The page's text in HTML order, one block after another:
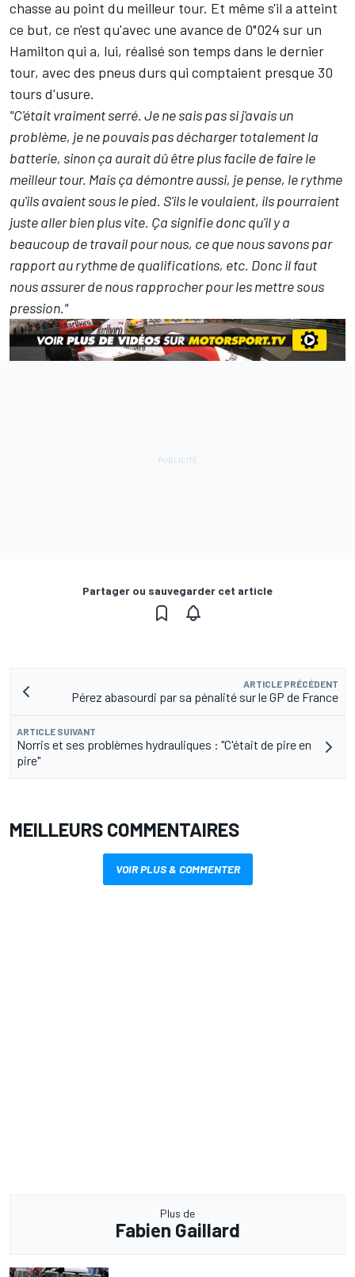
chasse au point du meilleur tour. Et même s'il a atteint
ce but, ce n'est qu'avec une avance de 0"024 sur un
Hamilton qui a, lui, réalisé son temps dans le dernier
tour, avec des pneus durs qui comptaient presque 30
tours d'usure.
"C'était vraiment serré. Je ne sais pas si j'avais un
problème, je ne pouvais pas décharger totalement la
batterie, sinon ça aurait dû être plus facile de faire le
meilleur tour. Mais ça démontre aussi, je pense, le rythme
qu'ils avaient sous le pied. S'ils le voulaient, ils pourraient
juste aller bien plus vite. Ça signifie donc qu'il y a
beaucoup de travail pour nous, ce que nous savons par
rapport au rythme de qualifications, etc. Donc il faut
nous assurer de nous rapprocher pour les mettre sous
pression."
Partager ou sauvegarder cet article
ARTICLE PRÉCÉDENT
Pérez abasourdi par sa pénalité sur le GP de France
ARTICLE SUIVANT
Norris et ses problèmes hydrauliques : "C'était de pire en
pire"
MEILLEURS COMMENTAIRES
VOIR PLUS & COMMENTER
Plus de
Fabien Gaillard